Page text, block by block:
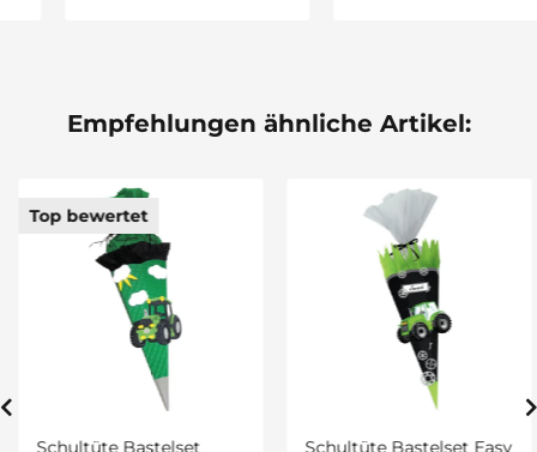
Empfehlungen ähnliche Artikel:
Top bewertet
Schultüte Bastelset
Schultüte Bastelset Easy